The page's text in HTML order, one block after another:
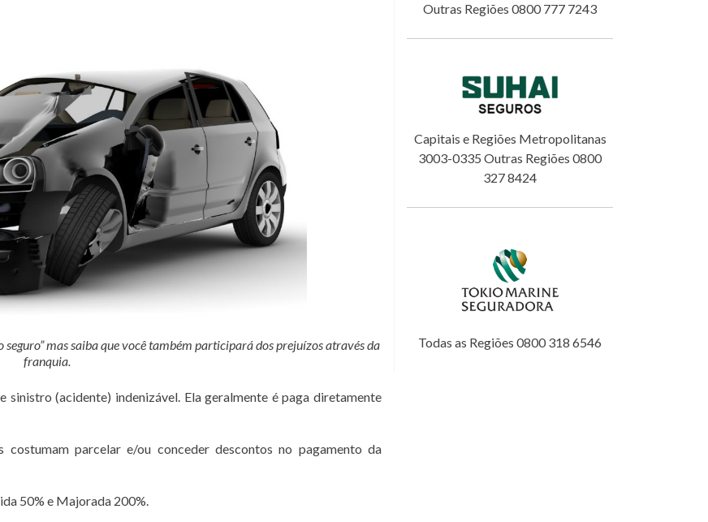
seguro” mas saiba que você também participará dos prejuízos através da
franquia.
(acidente) indenizável. Ela geralmente é paga diretamente
parcelar e/ou conceder descontos no pagamento da
50% e Majorada 200%.
Outras Regiões 0800 777 7243
Capitais e Regiões Metropolitanas
3003-0335 Outras Regiões 0800
327 8424
Todas as Regiões 0800 318 6546